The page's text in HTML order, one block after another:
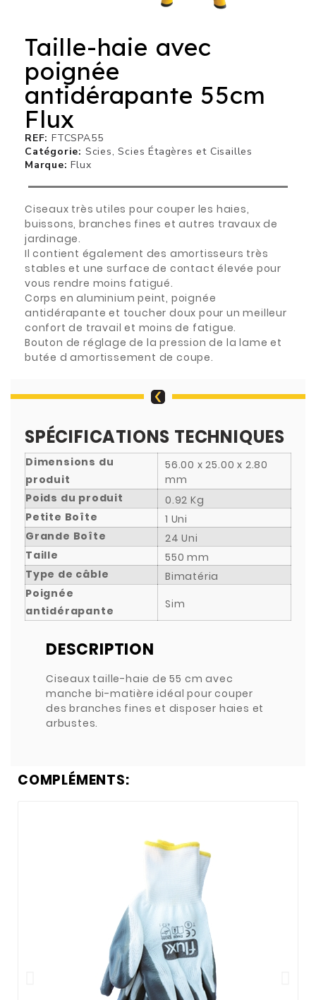
Taille-haie avec
poignée
antidérapante 55cm
Flux
REF FTCSPA55
Catégorie Scies, Scies Étagères et Cisailles
Marque Flux
Ciseaux très utiles pour couper les haies,
buissons, branches fines et autres travaux de
jardinage.
Il contient également des amortisseurs très
stables et une surface de contact élevée pour
vous rendre moins fatigué.
Corps en aluminium peint, poignée
antidérapante et toucher doux pour un meilleur
confort de travail et moins de fatigue.
Bouton de réglage de la pression de la lame et
butée d amortissement de coupe.
SPÉCIFICATIONS TECHNIQUES
Dimensions du
produit
56.00 x 25.00 x 2.80
mm
Poids du produit
0.92 Kg
Petite Boîte
1 Uni
Grande Boîte
24 Uni
Taille
550 mm
Type de câble
Bimatéria
Poignée
antidérapante
Sim
DESCRIPTION
Ciseaux taille-haie de 55 cm avec
manche bi-matière idéal pour couper
des branches fines et disposer haies et
arbustes.
COMPLÉMENTS: